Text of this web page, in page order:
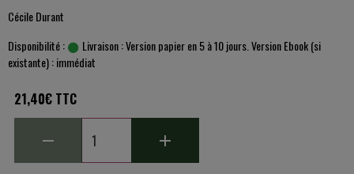
Cécile Durant
Disponibilité :
Livraison : Version papier en 5 à 10 jours. Version Ebook (si
existante) : immédiat
21,40€ TTC